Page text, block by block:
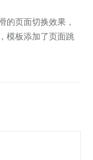
的页面切换效果，
模板添加了页面跳